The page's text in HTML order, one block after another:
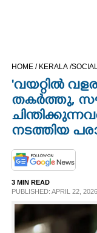
OPINION
LIFESTYLE
SPIRITUAL
HOME / KERALA /
'വയറ്റിൽ
തകർത്തു,
നടത്തിയ
3 MIN READ
PUBLISHED: APRIL 22,